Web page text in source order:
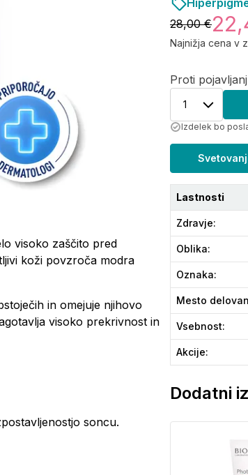
visoko zaščito pred
koži povzroča modra
in omejuje njihovo
visoko prekrivnost in
soncu.
Proti
28,00 €
Najnižja cena v
1
Izdelek bo
Lastnosti
Zdravje:
Oblika:
Oznaka:
Mesto
Vsebnost:
Akcije:
Dodatni